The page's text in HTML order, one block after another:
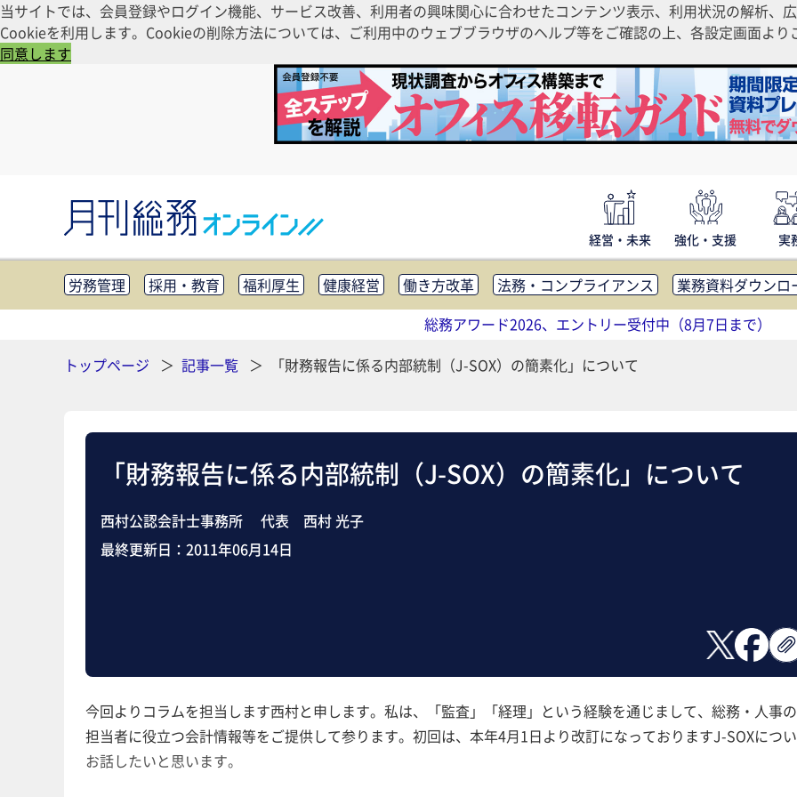
当サイトでは、会員登録やログイン機能、サービス改善、利用者の興味関心に合わせたコンテンツ表示、利用状況の解析、
Cookieを利用します。Cookieの削除方法については、ご利用中のウェブブラウザのヘルプ等をご確認の上、各設定画面よ
同意します
経営・未来 強化・支援 実
労務管理 採用・教育 福利厚生 健康経営 働き方改革 法務・コンプライアンス
業務資料ダウンロ
知財管理
リスクマネジメント・BCP 社外・社内広報 社外・社内コミュニケーション活性化
FM・オフ
助成金・補助金・コスト削減 アウトソーシング・BPO
調査・レ
総務アワード2026、エントリー受付中（8月7日まで）
トップページ
記事一覧 「財務報告に係る内部統制（J-SOX）の簡素化」について
「財務報告に係る内部統制（J-SOX）の簡素化」について
西村公認会計士事務所 代表 西村 光子
最終更新日： 2011年06月14日
今回よりコラムを担当します西村と申します。私は、「監査」「経理」という経験を通じまして、総務・人事
担当者に役立つ会計情報等をご提供して参ります。初回は、本年4月1日より改訂になっておりますJ-SOXにつ
お話したいと思います。